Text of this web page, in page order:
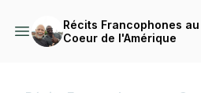
Récits Francophones au
Coeur de l'Amérique